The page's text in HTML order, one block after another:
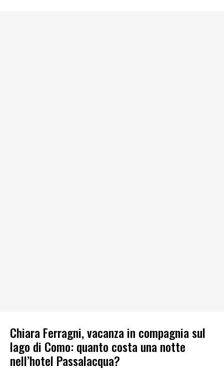
Chiara Ferragni, vacanza in compagnia sul
lago di Como: quanto costa una notte
nell’hotel Passalacqua?